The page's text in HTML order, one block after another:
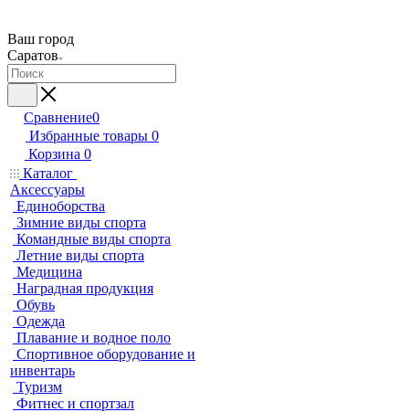
Ваш город
Саратов
Сравнение0
Избранные товары 0
Корзина 0
Каталог
Аксессуары
Единоборства
Зимние виды спорта
Командные виды спорта
Летние виды спорта
Медицина
Наградная продукция
Обувь
Одежда
Плавание и водное поло
Спортивное оборудование и
инвентарь
Туризм
Фитнес и спортзал